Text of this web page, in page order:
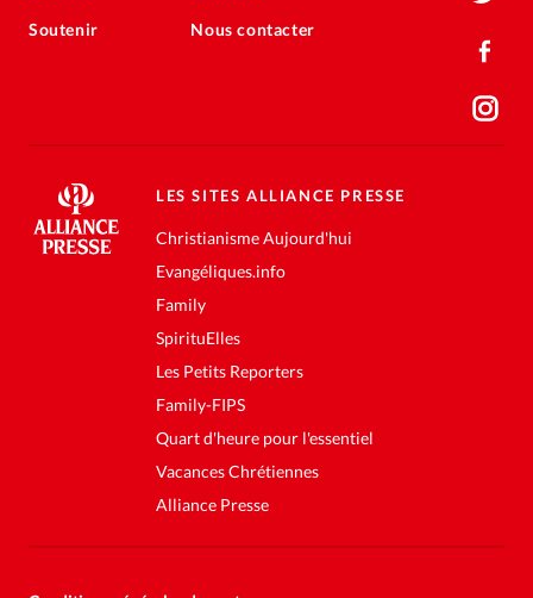
Soutenir Nous contacter
LES SITES ALLIANCE PRESSE
Christianisme Aujourd'hui
Evangéliques.info
Family
SpirituElles
Les Petits Reporters
Family-FIPS
Quart d'heure pour l'essentiel
Vacances Chrétiennes
Alliance Presse